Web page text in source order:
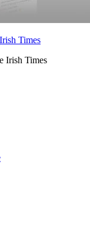
Irish Times
Irish Times